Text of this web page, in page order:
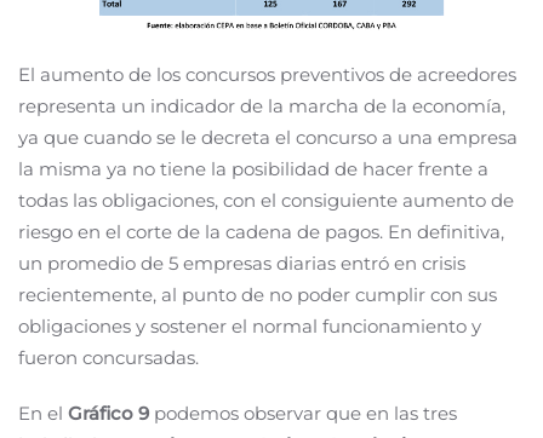
El aumento de los concursos preventivos de acreedores
representa un indicador de la marcha de la economía,
ya que cuando se le decreta el concurso a una empresa
la misma ya no tiene la posibilidad de hacer frente a
todas las obligaciones, con el consiguiente aumento de
riesgo en el corte de la cadena de pagos. En definitiva,
un promedio de 5 empresas diarias entró en crisis
recientemente, al punto de no poder cumplir con sus
obligaciones y sostener el normal funcionamiento y
fueron concursadas.
En el Gráfico 9 podemos observar que en las tres